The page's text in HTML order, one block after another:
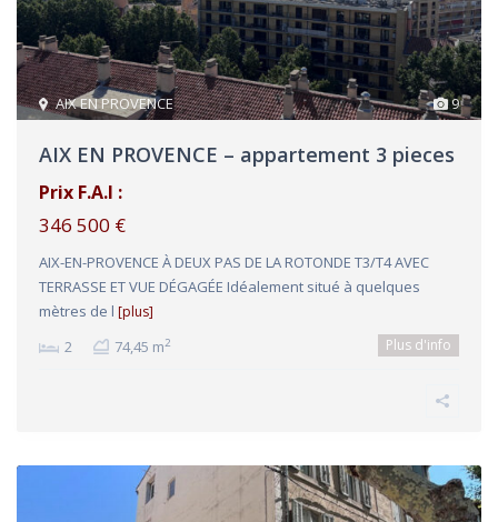
9
AIX EN PROVENCE
AIX EN PROVENCE – appartement 3 pieces
Prix F.A.I :
346 500 €
AIX-EN-PROVENCE À DEUX PAS DE LA ROTONDE T3/T4 AVEC
TERRASSE ET VUE DÉGAGÉE Idéalement situé à quelques
mètres de l [plus]
2 74,45 m2 Plus d'info